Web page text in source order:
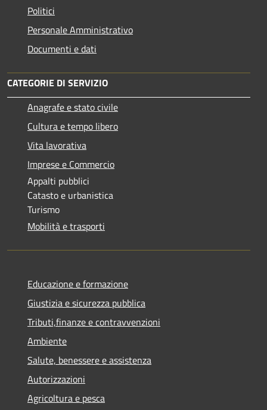
Politici
Personale Amministrativo
Documenti e dati
CATEGORIE DI SERVIZIO
Anagrafe e stato civile
Cultura e tempo libero
Vita lavorativa
Imprese e Commercio
Appalti pubblici
Catasto e urbanistica
Turismo
Mobilità e trasporti
Educazione e formazione
Giustizia e sicurezza pubblica
Tributi,finanze e contravvenzioni
Ambiente
Salute, benessere e assistenza
Autorizzazioni
Agricoltura e pesca